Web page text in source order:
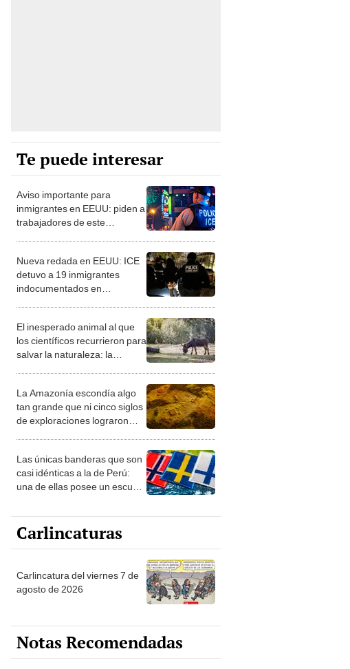
Te puede interesar
Aviso importante para
inmigrantes en EEUU: piden a
trabajadores de este
redada de ICE
Nueva redada en EEUU: ICE
detuvo a 19 inmigrantes
indocumentados en
El inesperado animal al que
los científicos recurrieron para
salvar la naturaleza: la
desierto en un paisaje con
más vida
La Amazonía escondía algo
tan grande que ni cinco siglos
de exploraciones lograron
sabía sobre su pasado
Las únicas banderas que son
casi idénticas a la de Perú:
una de ellas posee un escudo
Carlincaturas
Carlincatura del viernes 7 de
agosto de 2026
Notas Recomendadas